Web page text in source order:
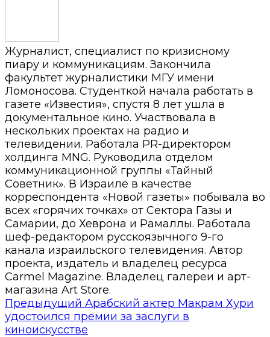
Журналист, специалист по кризисному
пиару и коммуникациям. Закончила
факультет журналистики МГУ имени
Ломоносова. Студенткой начала работать в
газете «Известия», спустя 8 лет ушла в
документальное кино. Участвовала в
нескольких проектах на радио и
телевидении. Работала PR-директором
холдинга MNG. Руководила отделом
коммуникационной группы «Тайный
Советник». В Израиле в качестве
корреспондента «Новой газеты» побывала во
всех «горячих точках» от Сектора Газы и
Самарии, до Хеврона и Рамаллы. Работала
шеф-редактором русскоязычного 9-го
канала израильского телевидения. Автор
проекта, издатель и владелец ресурса
Carmel Magazine. Владелец галереи и арт-
магазина Art Store.
Предыдущий Арабский актер Макрам Хури
удостоился премии за заслуги в
киноискусстве